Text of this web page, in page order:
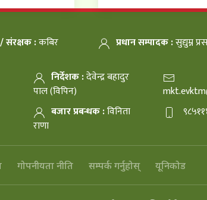
संरक्षक :कबिर
प्रधान सम्पादक :सुद्युम्न
निर्देशक :देवेन्द्र बहादुर
पाल (विपिन)
बजार प्रबन्धक :विनिता
राणा
गोपनीयता नीति सम्पर्क गर्नुहोस् यूनिकोड